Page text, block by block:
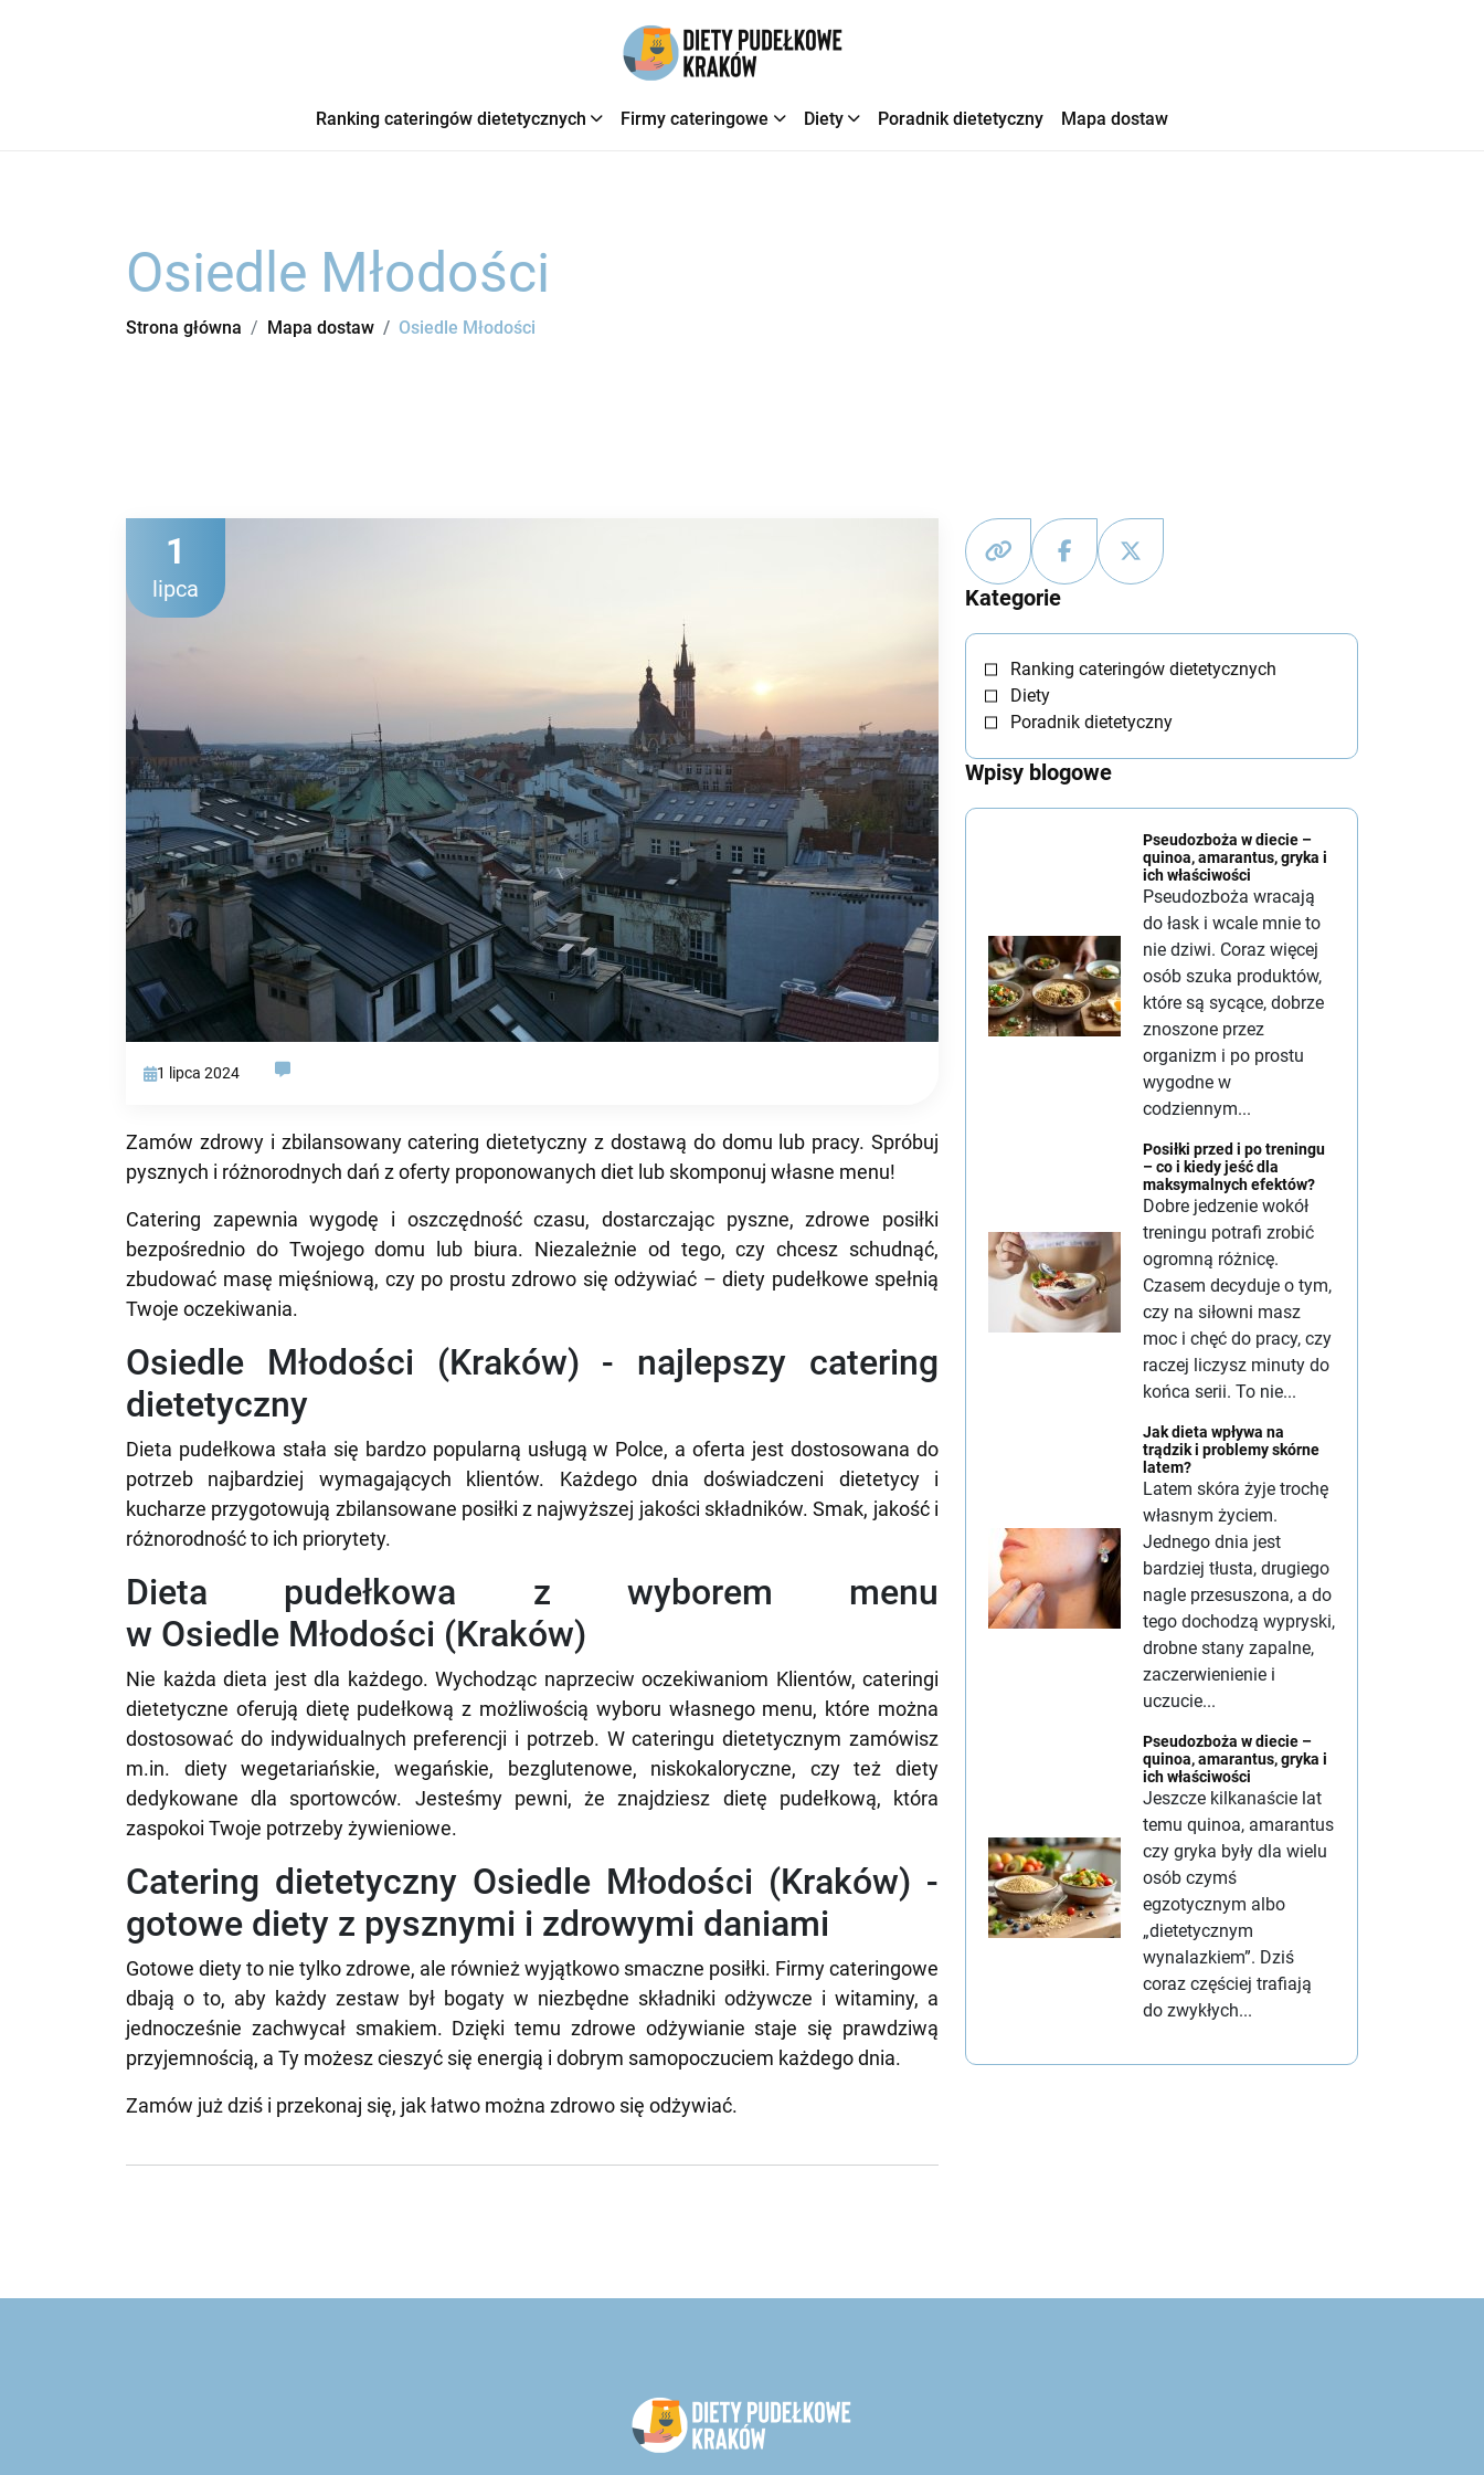
Ranking cateringów dietetycznych Firmy cateringowe Diety Poradnik dietetyczny Mapa dostaw
Osiedle Młodości
Strona główna Mapa dostaw Osiedle Młodości
1 lipca 2024
1
lipca
Zamów zdrowy i zbilansowany catering dietetyczny z dostawą do domu lub pracy. Spróbuj
pysznych i różnorodnych dań z oferty proponowanych diet lub skomponuj własne menu!
Catering zapewnia wygodę i oszczędność czasu, dostarczając pyszne, zdrowe posiłki
bezpośrednio do Twojego domu lub biura. Niezależnie od tego, czy chcesz schudnąć,
zbudować masę mięśniową, czy po prostu zdrowo się odżywiać – diety pudełkowe spełnią
Twoje oczekiwania.
Osiedle Młodości (Kraków) - najlepszy catering
dietetyczny
Dieta pudełkowa stała się bardzo popularną usługą w Polce, a oferta jest dostosowana do
potrzeb najbardziej wymagających klientów. Każdego dnia doświadczeni dietetycy i
kucharze przygotowują zbilansowane posiłki z najwyższej jakości składników. Smak, jakość i
różnorodność to ich priorytety.
Dieta pudełkowa z wyborem menu
w Osiedle Młodości (Kraków)
Nie każda dieta jest dla każdego. Wychodząc naprzeciw oczekiwaniom Klientów, cateringi
dietetyczne oferują dietę pudełkową z możliwością wyboru własnego menu, które można
dostosować do indywidualnych preferencji i potrzeb. W cateringu dietetycznym zamówisz
m.in. diety wegetariańskie, wegańskie, bezglutenowe, niskokaloryczne, czy też diety
dedykowane dla sportowców. Jesteśmy pewni, że znajdziesz dietę pudełkową, która
zaspokoi Twoje potrzeby żywieniowe.
Catering dietetyczny Osiedle Młodości (Kraków) -
gotowe diety z pysznymi i zdrowymi daniami
Gotowe diety to nie tylko zdrowe, ale również wyjątkowo smaczne posiłki. Firmy cateringowe
dbają o to, aby każdy zestaw był bogaty w niezbędne składniki odżywcze i witaminy, a
jednocześnie zachwycał smakiem. Dzięki temu zdrowe odżywianie staje się prawdziwą
przyjemnością, a Ty możesz cieszyć się energią i dobrym samopoczuciem każdego dnia.
Zamów już dziś i przekonaj się, jak łatwo można zdrowo się odżywiać.
Kategorie
Ranking cateringów dietetycznych
Diety
Poradnik dietetyczny
Wpisy blogowe
Pseudozboża w diecie –
quinoa, amarantus, gryka i
ich właściwości
Pseudozboża wracają
do łask i wcale mnie to
nie dziwi. Coraz więcej
osób szuka produktów,
które są sycące, dobrze
znoszone przez
organizm i po prostu
wygodne w
codziennym...
Posiłki przed i po treningu
– co i kiedy jeść dla
maksymalnych efektów?
Dobre jedzenie wokół
treningu potrafi zrobić
ogromną różnicę.
Czasem decyduje o tym,
czy na siłowni masz
moc i chęć do pracy, czy
raczej liczysz minuty do
końca serii. To nie...
Jak dieta wpływa na
trądzik i problemy skórne
latem?
Latem skóra żyje trochę
własnym życiem.
Jednego dnia jest
bardziej tłusta, drugiego
nagle przesuszona, a do
tego dochodzą wypryski,
drobne stany zapalne,
zaczerwienienie i
uczucie...
Pseudozboża w diecie –
quinoa, amarantus, gryka i
ich właściwości
Jeszcze kilkanaście lat
temu quinoa, amarantus
czy gryka były dla wielu
osób czymś
egzotycznym albo
„dietetycznym
wynalazkiem”. Dziś
coraz częściej trafiają
do zwykłych...